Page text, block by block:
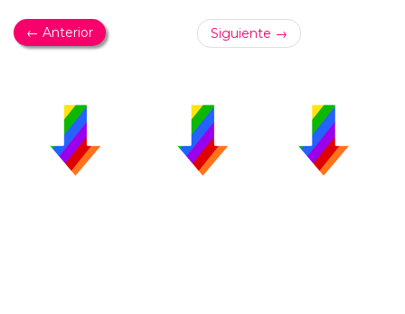
← Anterior Siguiente →